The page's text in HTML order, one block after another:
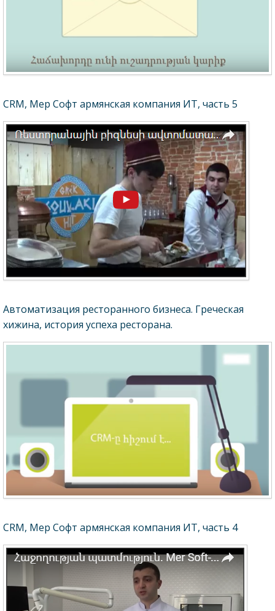
CRM, Мер Софт армянская компания ИТ, часть 5
Автоматизация ресторанного бизнеса. Греческая
хижина, история успеха ресторана.
CRM, Мер Софт армянская компания ИТ, часть 4